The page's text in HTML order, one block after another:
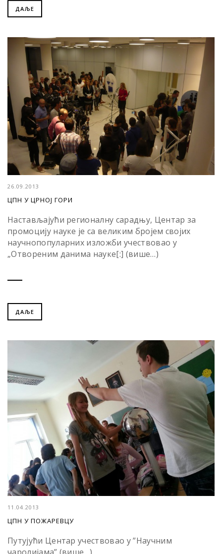
ДАЉЕ
26.09.2013
ЦПН У ЦРНОЈ ГОРИ
Настављајући регионалну сарадњу, Центар за
промоцију науке је са великим бројем својих
научнопопуларних изложби учествовао у
„Отвореним данима науке[:] (више…)
ДАЉЕ
11.04.2013
ЦПН У ПОЖАРЕВЦУ
Путујући Центар учествовао у ”Научним